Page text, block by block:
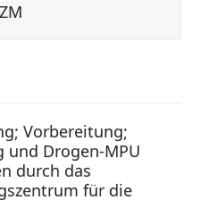
Vorbereitung;
und Drogen-MPU
durch das
für die